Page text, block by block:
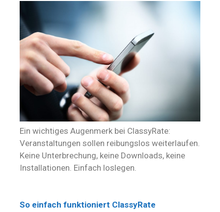
Ein wichtiges Augenmerk bei ClassyRate:
Veranstaltungen sollen reibungslos weiterlaufen.
Keine Unterbrechung, keine Downloads, keine
Installationen. Einfach loslegen.
So einfach funktioniert ClassyRate